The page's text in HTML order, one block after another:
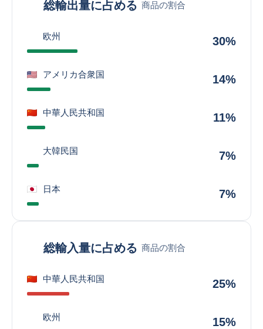
総輸出量に占める 商品の割合
欧州 30%
アメリカ合衆国 14%
中華人民共和国 11%
大韓民国 7%
日本 7%
総輸入量に占める 商品の割合
中華人民共和国 25%
欧州 15%